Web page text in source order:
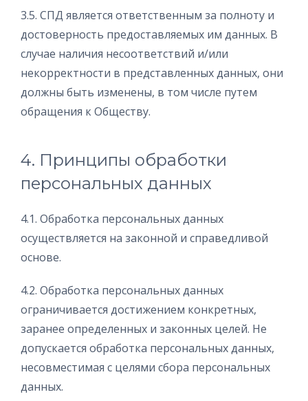
3.5. СПД является ответственным за полноту и
достоверность предоставляемых им данных. В
случае наличия несоответствий и/или
некорректности в представленных данных, они
должны быть изменены, в том числе путем
обращения к Обществу.
4. Принципы обработки
персональных данных
4.1. Обработка персональных данных
осуществляется на законной и справедливой
основе.
4.2. Обработка персональных данных
ограничивается достижением конкретных,
заранее определенных и законных целей. Не
допускается обработка персональных данных,
несовместимая с целями сбора персональных
данных.